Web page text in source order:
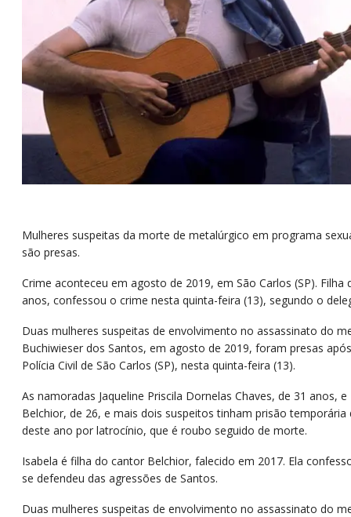
Mulheres suspeitas da morte de metalúrgico em programa
são presas.
Crime aconteceu em agosto de 2019, em São Carlos (SP).
anos, confessou o crime nesta quinta-feira (13), segundo o
Duas mulheres suspeitas de envolvimento no assassinato do
Buchiwieser dos Santos, em agosto de 2019, foram presas
Polícia Civil de São Carlos (SP), nesta quinta-feira (13).
As namoradas Jaqueline Priscila Dornelas Chaves, de 31 anos,
Belchior, de 26, e mais dois suspeitos tinham prisão
deste ano por latrocínio, que é roubo seguido de morte.
Isabela é filha do cantor Belchior, falecido em 2017. Ela
se defendeu das agressões de Santos.
Duas mulheres suspeitas de envolvimento no assassinato do